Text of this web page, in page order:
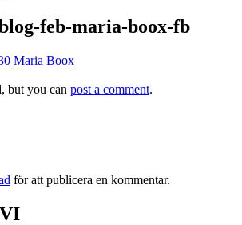
feb-maria-boox-fb
Maria Boox
but you can post a comment.
för att publicera en kommentar.